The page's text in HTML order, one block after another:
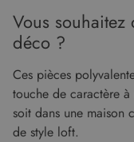
Vous
déco ?
Ces pièces
touche de caractère
soit dans une maison
de style loft.